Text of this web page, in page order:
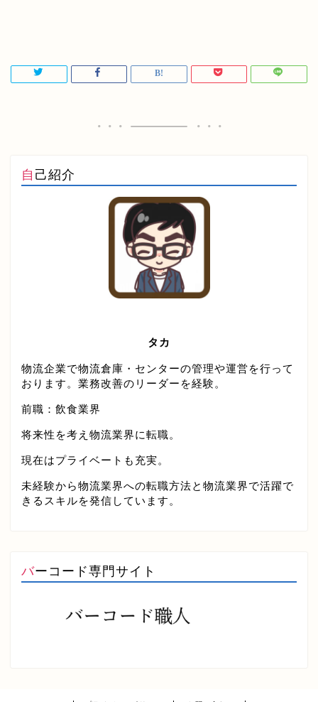
自己紹介
タカ
物流企業で物流倉庫・センターの管理や運営を行って
おります。業務改善のリーダーを経験。
前職：飲食業界
将来性を考え物流業界に転職。
現在はプライベートも充実。
未経験から物流業界への転職方法と物流業界で活躍で
きるスキルを発信しています。
バーコード専門サイト